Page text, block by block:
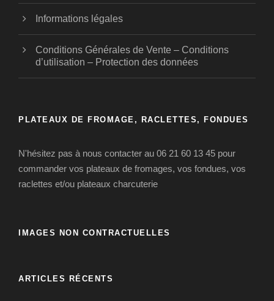
Informations légales
Conditions Générales de Vente – Conditions
d’utilisation – Protection des données
PLATEAUX DE FROMAGE, RACLETTES, FONDUES
N'hésitez pas à nous contacter au 06 21 60 13 45 pour
commander vos plateaux de fromages, vos fondues, vos
raclettes et/ou plateaux charcuterie
IMAGES NON CONTRACTUELLES
ARTICLES RÉCENTS